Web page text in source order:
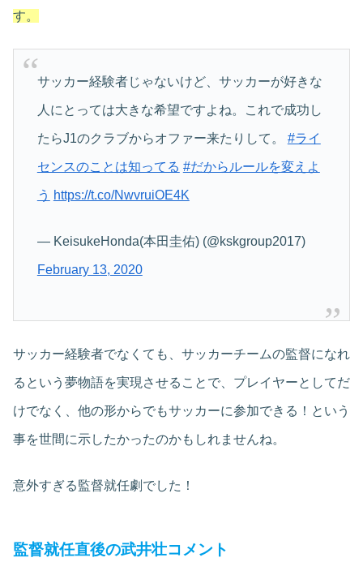
す。
サッカー経験者じゃないけど、サッカーが好きな
人にとっては大きな希望ですよね。これで成功し
たらJ1のクラブからオファー来たりして。 #ライ
センスのことは知ってる #だからルールを変えよ
う https://t.co/NwvruiOE4K
— KeisukeHonda(本田圭佑) (@kskgroup2017)
February 13, 2020
サッカー経験者でなくても、サッカーチームの監督になれ
るという夢物語を実現させることで、プレイヤーとしてだ
けでなく、他の形からでもサッカーに参加できる！という
事を世間に示したかったのかもしれませんね。
意外すぎる監督就任劇でした！
監督就任直後の武井壮コメント